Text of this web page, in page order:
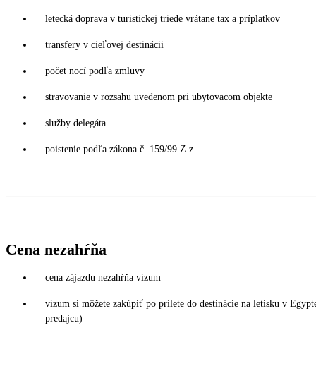
letecká doprava v turistickej triede vrátane tax a príplatkov
transfery v cieľovej destinácii
počet nocí podľa zmluvy
stravovanie v rozsahu uvedenom pri ubytovacom objekte
služby delegáta
poistenie podľa zákona č. 159/99 Z.z.
Cena nezahŕňa
cena zájazdu nezahŕňa vízum
vízum si môžete zakúpiť po prílete do destinácie na letisku v
predajcu)